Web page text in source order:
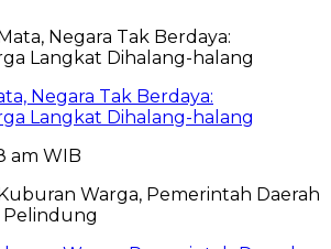
Negara Tak Berdaya:
Langkat Dihalang-halang
am WIB